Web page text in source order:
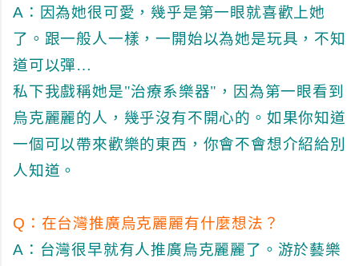
A： 因為她很可愛，幾乎是第一眼就喜歡上她
了。跟一般人一樣，一開始以為她是玩具，不知
道可以彈…
私下我戲稱她是"治療系樂器"，因為第一眼看到
烏克麗麗的人，幾乎沒有不開心的。如果你知道
一個可以帶來歡樂的東西，你會不會想介紹給別
人知道。
Q： 在台灣推廣烏克麗麗有什麼想法？
A： 台灣很早就有人推廣烏克麗麗了。游於藝樂